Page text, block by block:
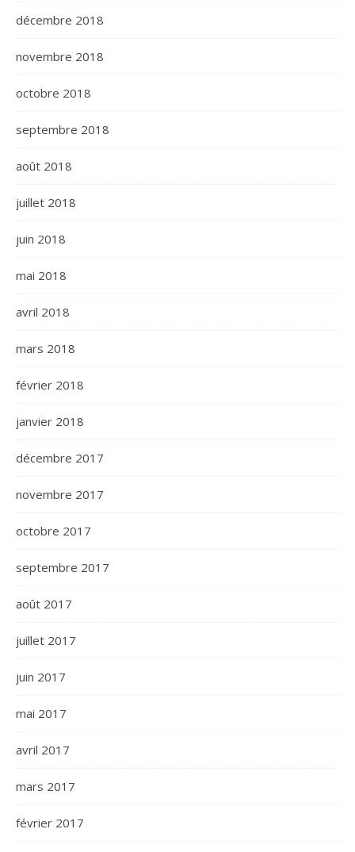
décembre 2018
novembre 2018
octobre 2018
septembre 2018
août 2018
juillet 2018
juin 2018
mai 2018
avril 2018
mars 2018
février 2018
janvier 2018
décembre 2017
novembre 2017
octobre 2017
septembre 2017
août 2017
juillet 2017
juin 2017
mai 2017
avril 2017
mars 2017
février 2017